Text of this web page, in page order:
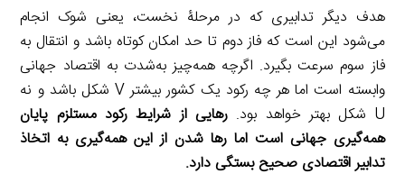
هدف دیگر تدابیری که در مرحلۀ نخست، یعنی شوک انجام
می‌شود این است که فاز دوم تا حد امکان کوتاه باشد و انتقال به
فاز سوم سرعت بگیرد. اگرچه همه‌چیز به‌شدت به اقتصاد جهانی
وابسته است اما هر چه رکود یک کشور بیشتر V شکل باشد و نه
U شکل بهتر خواهد بود.
رهایی از شرایط رکود مستلزم پایان
همه‌گیری جهانی است اما رها شدن از این همه‌گیری به اتخاذ
تدابیر اقتصادی صحیح بستگی دارد.